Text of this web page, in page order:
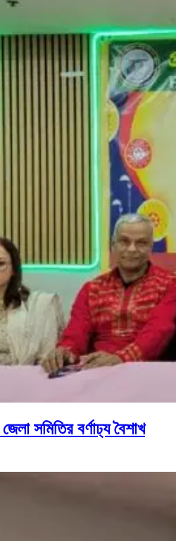
সমিতির বর্ণাঢ্য বৈশাখ